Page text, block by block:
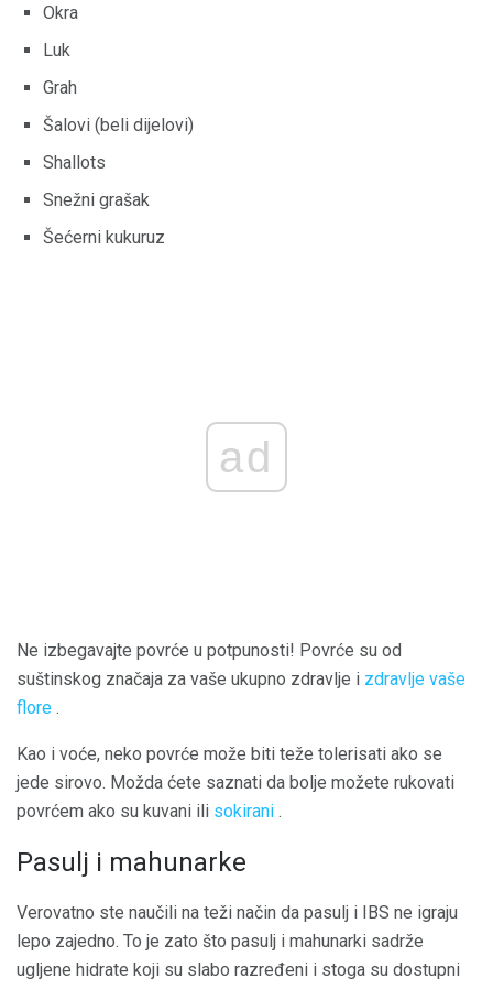
Okra
Luk
Grah
Šalovi (beli dijelovi)
Shallots
Snežni grašak
Šećerni kukuruz
ad
Ne izbegavajte povrće u potpunosti! Povrće su od
suštinskog značaja za vaše ukupno zdravlje i zdravlje vaše
flore .
Kao i voće, neko povrće može biti teže tolerisati ako se
jede sirovo. Možda ćete saznati da bolje možete rukovati
povrćem ako su kuvani ili sokirani .
Pasulj i mahunarke
Verovatno ste naučili na teži način da pasulj i IBS ne igraju
lepo zajedno. To je zato što pasulj i mahunarki sadrže
ugljene hidrate koji su slabo razređeni i stoga su dostupni